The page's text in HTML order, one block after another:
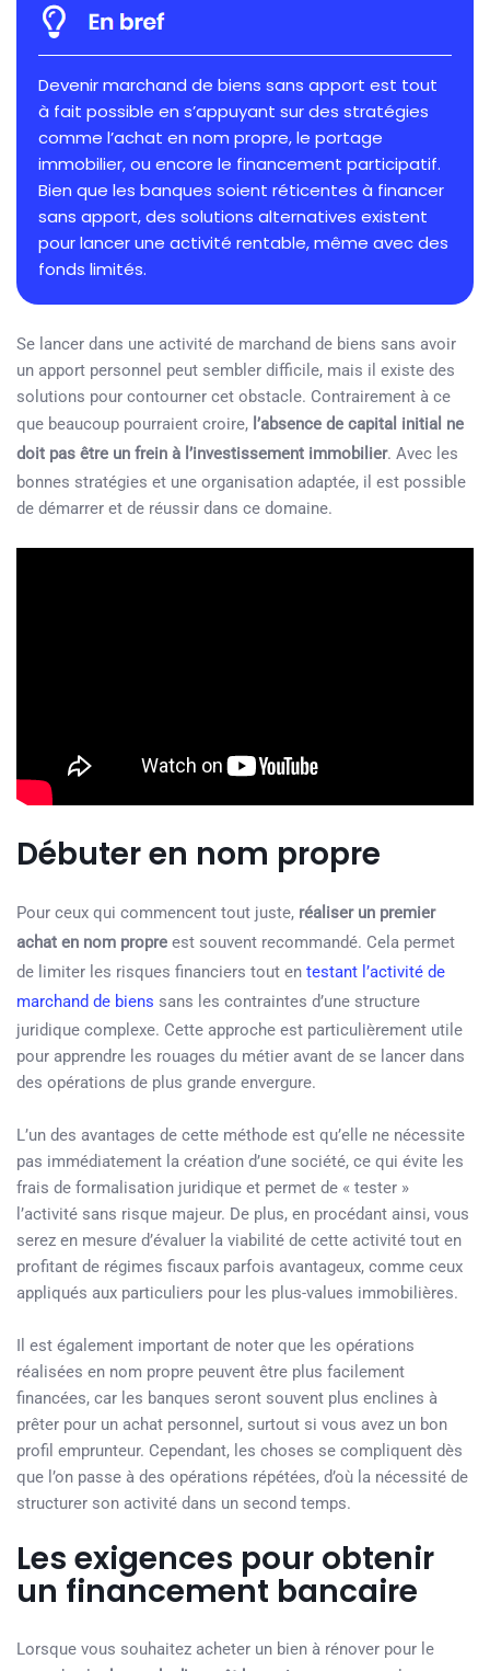
Devenir marchand de biens sans apport est tout
à fait possible en s’appuyant sur des stratégies
comme l’achat en nom propre, le portage
immobilier, ou encore le financement participatif.
Bien que les banques soient réticentes à financer
sans apport, des solutions alternatives existent
pour lancer une activité rentable, même avec des
fonds limités.
Se lancer dans une activité de marchand de biens sans avoir
un apport personnel peut sembler difficile, mais il existe des
solutions pour contourner cet obstacle. Contrairement à ce
que beaucoup pourraient croire, l’absence de capital initial ne
doit pas être un frein à l’investissement immobilier. Avec les
bonnes stratégies et une organisation adaptée, il est possible
de démarrer et de réussir dans ce domaine.
Débuter en nom propre
Pour ceux qui commencent tout juste, réaliser un premier
achat en nom propre est souvent recommandé. Cela permet
de limiter les risques financiers tout en testant l’activité de
marchand de biens sans les contraintes d’une structure
juridique complexe. Cette approche est particulièrement utile
pour apprendre les rouages du métier avant de se lancer dans
des opérations de plus grande envergure.
L’un des avantages de cette méthode est qu’elle ne nécessite
pas immédiatement la création d’une société, ce qui évite les
frais de formalisation juridique et permet de « tester »
l’activité sans risque majeur. De plus, en procédant ainsi, vous
serez en mesure d’évaluer la viabilité de cette activité tout en
profitant de régimes fiscaux parfois avantageux, comme ceux
appliqués aux particuliers pour les plus-values immobilières.
Il est également important de noter que les opérations
réalisées en nom propre peuvent être plus facilement
financées, car les banques seront souvent plus enclines à
prêter pour un achat personnel, surtout si vous avez un bon
profil emprunteur. Cependant, les choses se compliquent dès
que l’on passe à des opérations répétées, d’où la nécessité de
structurer son activité dans un second temps.
Les exigences pour obtenir
un financement bancaire
Lorsque vous souhaitez acheter un bien à rénover pour le